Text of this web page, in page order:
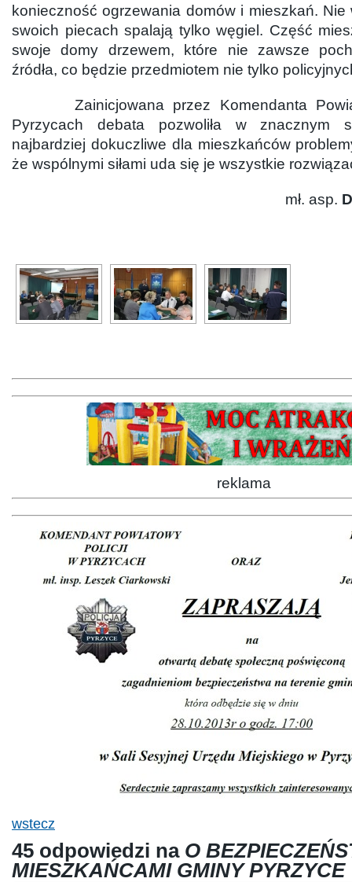
konieczność ogrzewania domów i mieszkań.
swoich piecach spalają tylko węgiel. Część
swoje domy drzewem, które nie zawsze
źródła, co będzie przedmiotem nie tylko
Zainicjowana przez Komendanta
Pyrzycach debata pozwoliła w znacznym
najbardziej dokuczliwe dla mieszkańców
że wspólnymi siłami uda się je wszystkie
mł. asp.
reklama
wstecz
45 odpowiedzi na O
MIESZKAŃCAMI GMINY PYRZYCE